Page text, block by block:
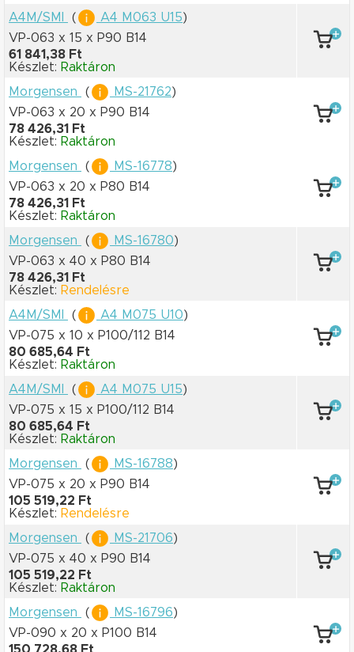
A4M/SMI
( A4 M063 U15)
VP-063 x 15 x P90 B14
61 841,38 Ft
Készlet: Raktáron
Morgensen
( MS-21762)
VP-063 x 20 x P90 B14
78 426,31 Ft
Készlet: Raktáron
Morgensen
( MS-16778)
VP-063 x 20 x P80 B14
78 426,31 Ft
Készlet: Raktáron
Morgensen
( MS-16780)
VP-063 x 40 x P80 B14
78 426,31 Ft
Készlet: Rendelésre
A4M/SMI
( A4 M075 U10)
VP-075 x 10 x P100/112 B14
80 685,64 Ft
Készlet: Raktáron
A4M/SMI
( A4 M075 U15)
VP-075 x 15 x P100/112 B14
80 685,64 Ft
Készlet: Raktáron
Morgensen
( MS-16788)
VP-075 x 20 x P90 B14
105 519,22 Ft
Készlet: Rendelésre
Morgensen
( MS-21706)
VP-075 x 40 x P90 B14
105 519,22 Ft
Készlet: Raktáron
Morgensen
( MS-16796)
VP-090 x 20 x P100 B14